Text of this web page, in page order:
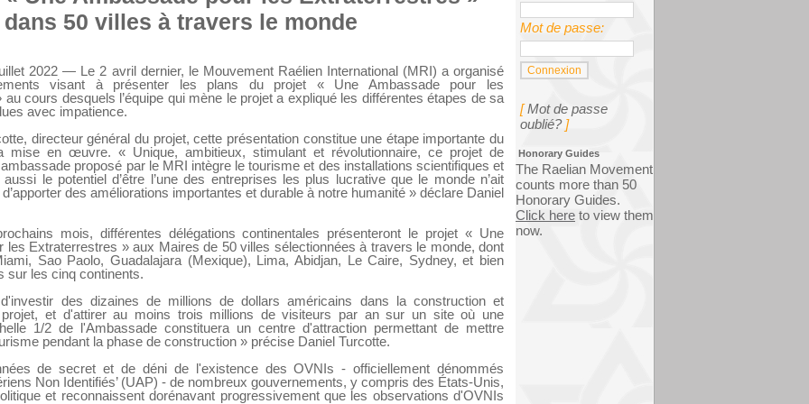
50 villes à travers le monde
2022 — Le 2 avril dernier, le Mouvement Raélien International (MRI) a organisé
visant à présenter les plans du projet « Une Ambassade pour les
cours desquels l’équipe qui mène le projet a expliqué les différentes étapes de sa
avec impatience.
directeur général du projet, cette présentation constitue une étape importante du
mise en œuvre. « Unique, ambitieux, stimulant et révolutionnaire, ce projet de
ambassade proposé par le MRI intègre le tourisme et des installations scientifiques et
le potentiel d’être l’une des entreprises les plus lucrative que le monde n’ait
des améliorations importantes et durable à notre humanité » déclare Daniel
mois, différentes délégations continentales présenteront le projet « Une
les Extraterrestres » aux Maires de 50 villes sélectionnées à travers le monde, dont
Sao Paolo, Guadalajara (Mexique), Lima, Abidjan, Le Caire, Sydney, et bien
sur les cinq continents.
des dizaines de millions de dollars américains dans la construction et
projet, et d'attirer au moins trois millions de visiteurs par an sur un site où une
1/2 de l'Ambassade constituera un centre d'attraction permettant de mettre
pendant la phase de construction » précise Daniel Turcotte.
de secret et de déni de l'existence des OVNIs - officiellement dénommés
Non Identifiés’ (UAP) - de nombreux gouvernements, y compris des États-Unis,
et reconnaissent dorénavant progressivement que les observations d'OVNIs
Mot de passe:
[Mot de passe
oublié?]
Honorary Guides
The Raelian Movement
counts more than 50
Honorary Guides.
Click here to view them
now.